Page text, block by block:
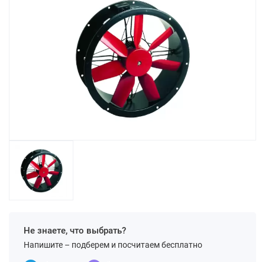
Не знаете, что выбрать?
Напишите – подберем и посчитаем бесплатно